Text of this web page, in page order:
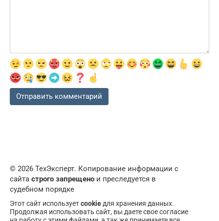
© 2026 ТехЭксперт. Копирование информации с
сайта строго запрещено и преследуется в
судебном порядке
Этот сайт используетcookieдля хранения данных.
Продолжая использовать сайт, вы даете свое согласие